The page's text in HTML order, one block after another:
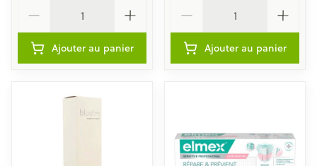
Ajouter au panier Ajouter au panier